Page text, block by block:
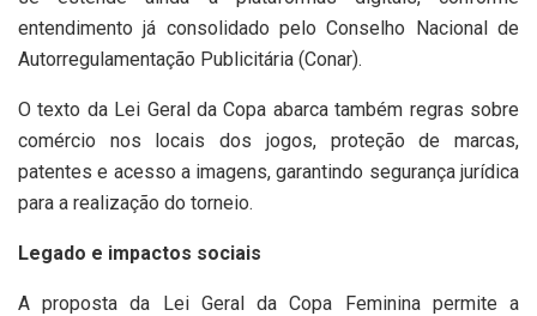
entendimento já consolidado pelo Conselho Nacional de
Autorregulamentação Publicitária (Conar).
O texto da Lei Geral da Copa abarca também regras sobre
comércio nos locais dos jogos, proteção de marcas,
patentes e acesso a imagens, garantindo segurança jurídica
para a realização do torneio.
Legado e impactos sociais
A proposta da Lei Geral da Copa Feminina permite a